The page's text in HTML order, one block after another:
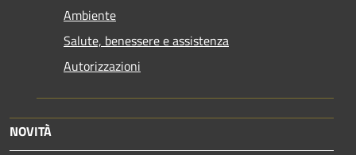
Ambiente
Salute, benessere e assistenza
Autorizzazioni
NOVITÀ